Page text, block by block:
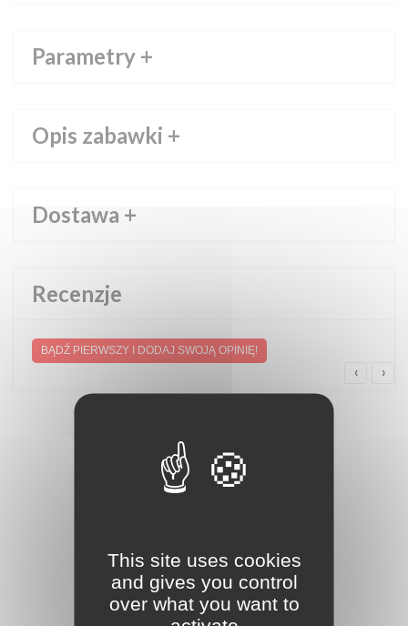
Parametry +
Opis zabawki +
Dostawa +
Recenzje
BĄDŹ PIERWSZY I DODAJ SWOJĄ OPINIĘ!
‹ ›
This site uses cookies
and gives you control
over what you want to